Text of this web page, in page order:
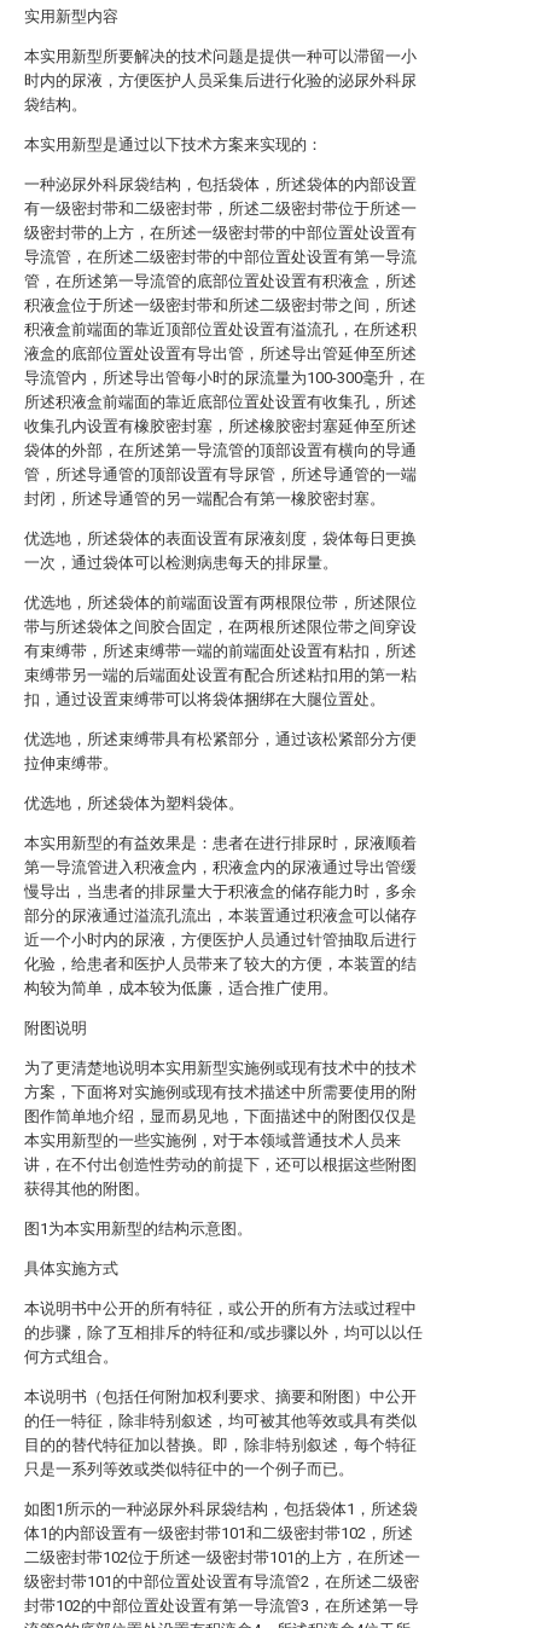
实用新型内容
本实用新型所要解决的技术问题是提供一种可以滞留一小
时内的尿液，方便医护人员采集后进行化验的泌尿外科尿
袋结构。
本实用新型是通过以下技术方案来实现的：
一种泌尿外科尿袋结构，包括袋体，所述袋体的内部设置
有一级密封带和二级密封带，所述二级密封带位于所述一
级密封带的上方，在所述一级密封带的中部位置处设置有
导流管，在所述二级密封带的中部位置处设置有第一导流
管，在所述第一导流管的底部位置处设置有积液盒，所述
积液盒位于所述一级密封带和所述二级密封带之间，所述
积液盒前端面的靠近顶部位置处设置有溢流孔，在所述积
液盒的底部位置处设置有导出管，所述导出管延伸至所述
导流管内，所述导出管每小时的尿流量为100-300毫升，在
所述积液盒前端面的靠近底部位置处设置有收集孔，所述
收集孔内设置有橡胶密封塞，所述橡胶密封塞延伸至所述
袋体的外部，在所述第一导流管的顶部设置有横向的导通
管，所述导通管的顶部设置有导尿管，所述导通管的一端
封闭，所述导通管的另一端配合有第一橡胶密封塞。
优选地，所述袋体的表面设置有尿液刻度，袋体每日更换
一次，通过袋体可以检测病患每天的排尿量。
优选地，所述袋体的前端面设置有两根限位带，所述限位
带与所述袋体之间胶合固定，在两根所述限位带之间穿设
有束缚带，所述束缚带一端的前端面处设置有粘扣，所述
束缚带另一端的后端面处设置有配合所述粘扣用的第一粘
扣，通过设置束缚带可以将袋体捆绑在大腿位置处。
优选地，所述束缚带具有松紧部分，通过该松紧部分方便
拉伸束缚带。
优选地，所述袋体为塑料袋体。
本实用新型的有益效果是：患者在进行排尿时，尿液顺着
第一导流管进入积液盒内，积液盒内的尿液通过导出管缓
慢导出，当患者的排尿量大于积液盒的储存能力时，多余
部分的尿液通过溢流孔流出，本装置通过积液盒可以储存
近一个小时内的尿液，方便医护人员通过针管抽取后进行
化验，给患者和医护人员带来了较大的方便，本装置的结
构较为简单，成本较为低廉，适合推广使用。
附图说明
为了更清楚地说明本实用新型实施例或现有技术中的技术
方案，下面将对实施例或现有技术描述中所需要使用的附
图作简单地介绍，显而易见地，下面描述中的附图仅仅是
本实用新型的一些实施例，对于本领域普通技术人员来
讲，在不付出创造性劳动的前提下，还可以根据这些附图
获得其他的附图。
图1为本实用新型的结构示意图。
具体实施方式
本说明书中公开的所有特征，或公开的所有方法或过程中
的步骤，除了互相排斥的特征和/或步骤以外，均可以以任
何方式组合。
本说明书（包括任何附加权利要求、摘要和附图）中公开
的任一特征，除非特别叙述，均可被其他等效或具有类似
目的的替代特征加以替换。即，除非特别叙述，每个特征
只是一系列等效或类似特征中的一个例子而已。
如图1所示的一种泌尿外科尿袋结构，包括袋体1，所述袋
体1的内部设置有一级密封带101和二级密封带102，所述
二级密封带102位于所述一级密封带101的上方，在所述一
级密封带101的中部位置处设置有导流管2，在所述二级密
封带102的中部位置处设置有第一导流管3，在所述第一导